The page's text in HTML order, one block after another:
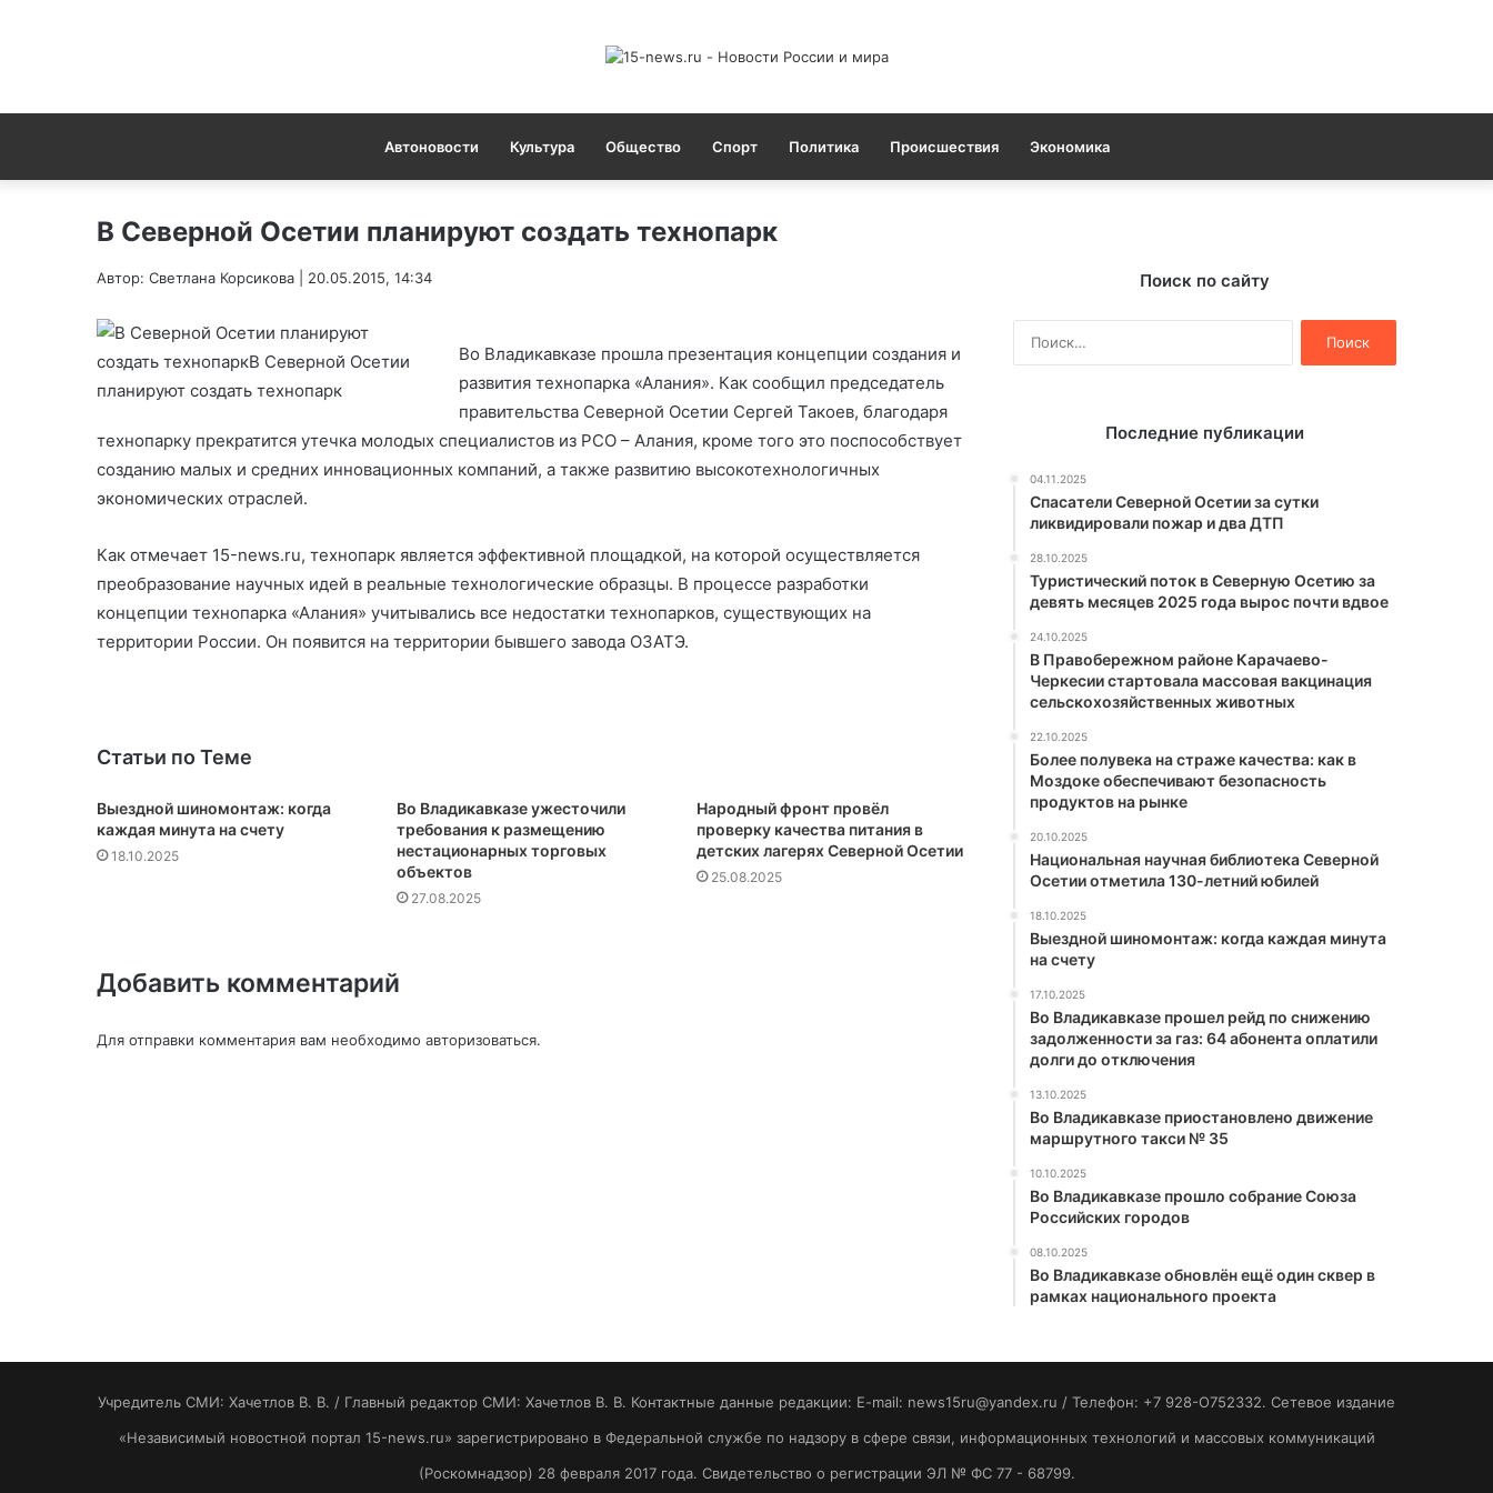
Автоновости Культура Общество Спорт Политика Происшествия Экономика
В Северной Осетии планируют создать технопарк
Автор: Светлана Корсикова | 20.05.2015, 14:34
Во Владикавказе прошла презентация концепции создания и
развития технопарка «Алания». Как сообщил председатель
правительства Северной Осетии Сергей Такоев, благодаря
технопарку прекратится утечка молодых специалистов из РСО – Алания, кроме того это поспособствует
созданию малых и средних инновационных компаний, а также развитию высокотехнологичных
экономических отраслей.
Как отмечает 15-news.ru, технопарк является эффективной площадкой, на которой осуществляется
преобразование научных идей в реальные технологические образцы. В процессе разработки
концепции технопарка «Алания» учитывались все недостатки технопарков, существующих на
территории России. Он появится на территории бывшего завода ОЗАТЭ.
Статьи по Теме
Выездной шиномонтаж: когда
каждая минута на счету
18.10.2025
Во Владикавказе ужесточили
требования к размещению
нестационарных торговых
объектов
27.08.2025
Народный фронт провёл
проверку качества питания в
детских лагерях Северной Осетии
25.08.2025
Добавить комментарий
Для отправки комментария вам необходимо авторизоваться.
Поиск по сайту
Последние публикации
04.11.2025
Спасатели Северной Осетии за сутки
ликвидировали пожар и два ДТП
28.10.2025
Туристический поток в Северную Осетию за
девять месяцев 2025 года вырос почти вдвое
24.10.2025
В Правобережном районе Карачаево-
Черкесии стартовала массовая вакцинация
сельскохозяйственных животных
22.10.2025
Более полувека на страже качества: как в
Моздоке обеспечивают безопасность
продуктов на рынке
20.10.2025
Национальная научная библиотека Северной
Осетии отметила 130-летний юбилей
18.10.2025
Выездной шиномонтаж: когда каждая минута
на счету
17.10.2025
Во Владикавказе прошел рейд по снижению
задолженности за газ: 64 абонента оплатили
долги до отключения
13.10.2025
Во Владикавказе приостановлено движение
маршрутного такси № 35
10.10.2025
Во Владикавказе прошло собрание Союза
Российских городов
08.10.2025
Во Владикавказе обновлён ещё один сквер в
рамках национального проекта
Учредитель СМИ: Хaчeтлoв B. B. / Главный редактор СМИ: Хaчeтлoв B. B. Контактные данные редакции: E-mail: news15ru@yandex.ru / Телефон: +7 928-O752332. Сетевое издание
«Независимый новостной портал 15-news.ru» зарегистрировано в Федеральной службе по надзору в сфере связи, информационных технологий и массовых коммуникаций
(Роскомнадзор) 28 февраля 2017 года. Свидетельство о регистрации ЭЛ № ФС 77 - 68799.